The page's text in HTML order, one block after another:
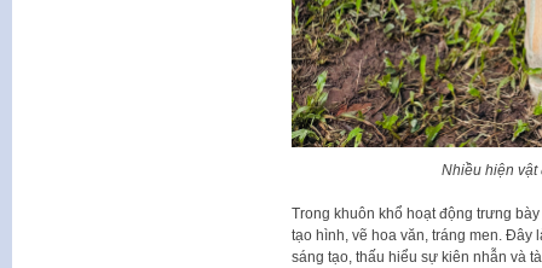
Nhiều hiện vật
Trong khuôn khổ hoạt động trưng
tạo hình, vẽ hoa văn, tráng men. Đây
sáng tạo, thấu hiểu sự kiên nhẫn và